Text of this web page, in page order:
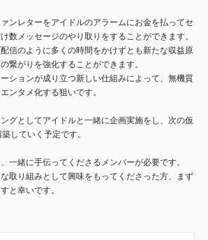
ンレターをアイドルのアラームにお金を払ってセ
数メッセージのやり取りをすることができます。
信のように多くの時間をかけずとも新たな収益原
繋がりを強化することができます。
ションが成り立つ新しい仕組みによって、無機質
ンタメ化する狙いです。
グとしてアイドルと一緒に企画実施をし、次の仮
していく予定です。
一緒に手伝ってくださるメンバーが必要です。
取り組みとして興味をもってくださった方、まず
と幸いです。